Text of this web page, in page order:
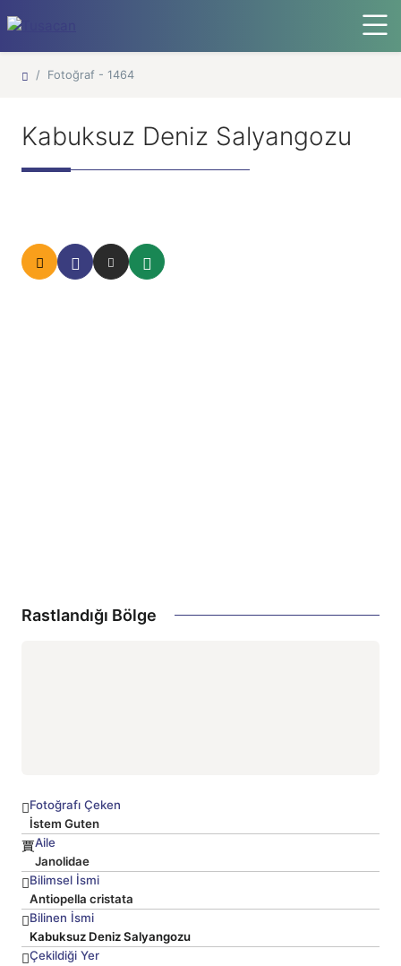
Ana Sayfa
Fotoğraf - 1464
Kabuksuz Deniz Salyangozu
Rastlandığı Bölge
Fotoğrafı Çeken
İstem Guten
Aile
Janolidae
Bilimsel İsmi
Antiopella cristata
Bilinen İsmi
Kabuksuz Deniz Salyangozu
Çekildiği Yer